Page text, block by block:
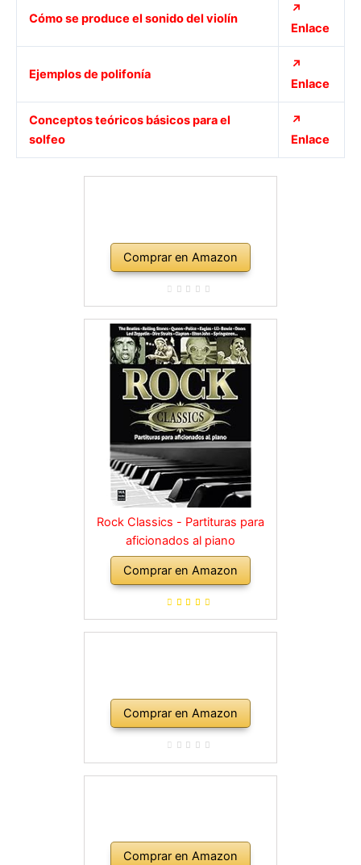
Cómo se produce el sonido del violín
↗
Enlace
Ejemplos de polifonía
↗
Enlace
Conceptos teóricos básicos para el
solfeo
↗
Enlace
Comprar en Amazon
Rock Classics - Partituras para
aficionados al piano
Comprar en Amazon
Comprar en Amazon
Comprar en Amazon